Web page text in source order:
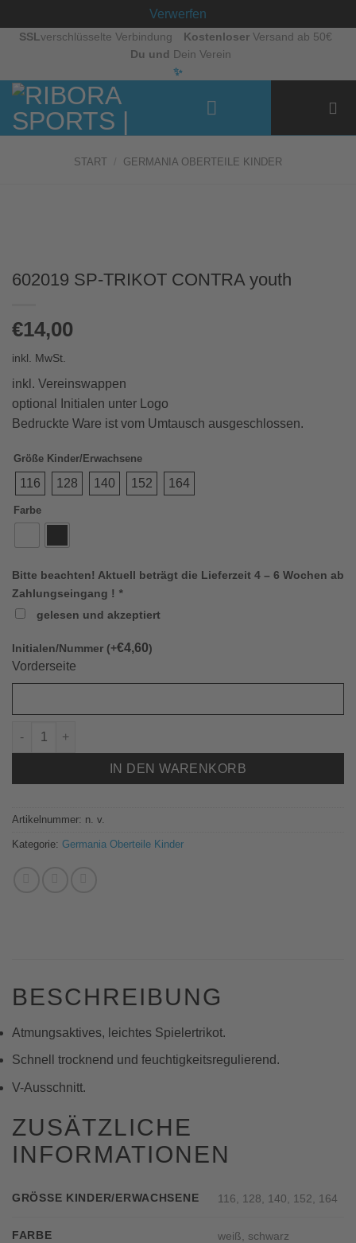
Verwerfen
ZumSSL verschlüsselte Verbindung KostenloserVersand ab 50€
Du und Dein Verein
✨
START GERMANIA OBERTEILE KINDER
602019 SP-TRIKOT CONTRA youth
€14,00
inkl. MwSt.
inkl. Vereinswappen
optional Initialen unter Logo
Bedruckte Ware ist vom Umtausch ausgeschlossen.
Größe Kinder/Erwachsene
116 128 140 152 164
Farbe
Bitte beachten! Aktuell beträgt die Lieferzeit 4 – 6 Wochen ab
Zahlungseingang ! *
gelesen und akzeptiert
Initialen/Nummer (+€4,60)
Vorderseite
602019 SP-TRIKOT CONTRA youth Menge
IN DEN WARENKORB
Artikelnummer: n. v.
Kategorie: Germania Oberteile Kinder
BESCHREIBUNG
Atmungsaktives, leichtes Spielertrikot.
Schnell trocknend und feuchtigkeitsregulierend.
V-Ausschnitt.
ZUSÄTZLICHE
INFORMATIONEN
GRÖSSE KINDER/ERWACHSENE 116, 128, 140, 152, 164
FARBE weiß, schwarz